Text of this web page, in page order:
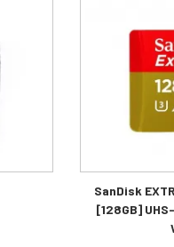
SanDisk
[128GB]